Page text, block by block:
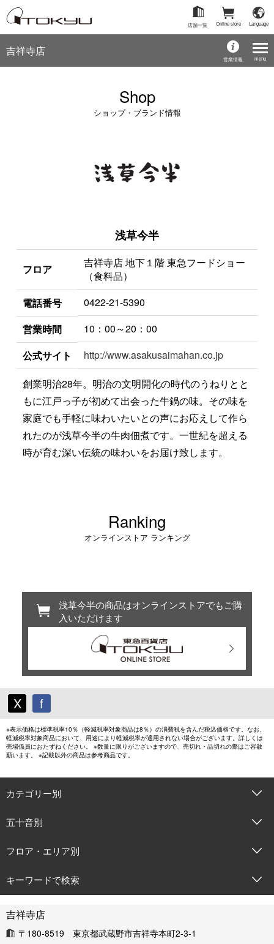
Language
Online store
店舗一覧
吉祥寺店
営業情報
Shop
ショップ・ブランド情報
浅草今半
創業明治28年。明治の文明開化の時代のうねりとと
もに江戸っ子が初めて出会った牛鍋の味。その味を
家庭でも手軽に味わいたいとの声にお応えして作ら
れたのが浅草今半の牛肉佃煮です。一世紀を超える
時が育む深い伝統の味わいをお届け致します。
フロア
吉祥寺店 地下１階 東急フードショー
（食料品）
電話番号
0422-21-5390
営業時間
10：00～20：00
公式サイト
http://www.asakusaimahan.co.jp
Ranking
オンラインストア ランキング
浅草今半の商品はオンラインストアでもご購
入いただけます
X f
※表示価格は標準税率10％（軽減税率対象商品は8％）の消費税を含んだ税込価格です。なお、
軽減税率対象商品において、用途により軽減税率が適用されない場合がございます。詳しくは
売場係員におたずねください。 ※数量に限りがございますので、売切れ・品切れの際はご容赦
願います。 ※記載以外の商品は参考商品です。
カテゴリー別
五十音別
フロア・エリア別
キーワードで検索
menu
吉祥寺店
〒180-8519 東京都武蔵野市吉祥寺本町2-3-1